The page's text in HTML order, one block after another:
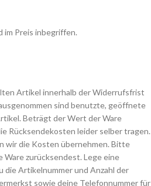
im Preis inbegriffen.
Artikel innerhalb der Widerrufsfrist
sind benutzte, geöffnete
Beträgt der Wert der Ware
Rücksendekosten leider selber tragen.
wir die Kosten übernehmen. Bitte
Ware zurücksendest. Lege eine
die Artikelnummer und Anzahl der
sowie deine Telefonnummer für